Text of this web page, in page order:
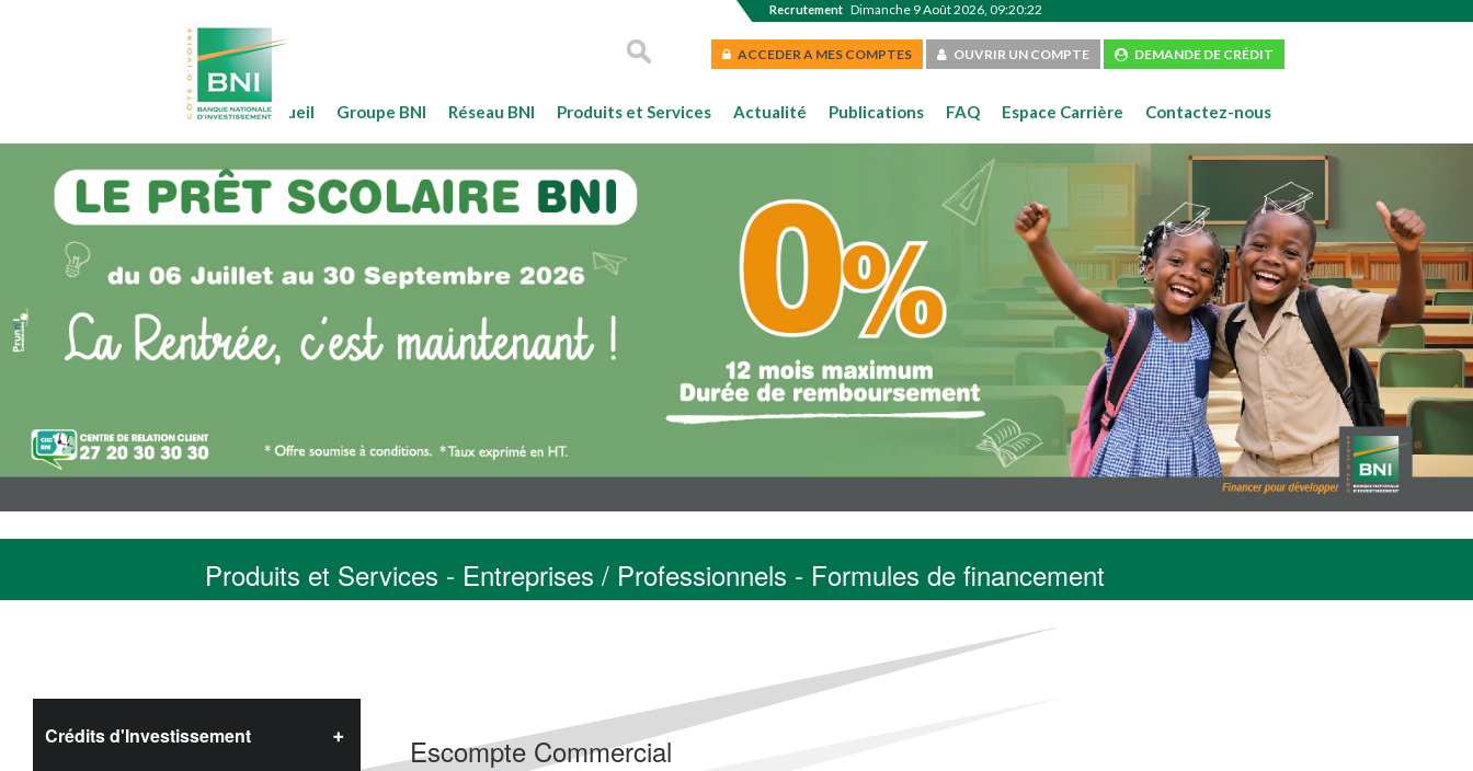
Recrutement Dimanche 9 Août 2026, 09:20:23
ACCEDER A MES COMPTES OUVRIR UN COMPTE DEMANDE DE CRÉDIT
Accueil Groupe BNI Réseau BNI Produits et Services Actualité Publications FAQ Espace Carrière Contactez-nous
Produits et Services - Entreprises / Professionnels - Formules de financement
Crédits d'Investissement Escompte Commercial